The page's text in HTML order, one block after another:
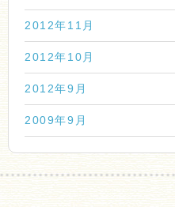
2012年11月
2012年10月
2012年9月
2009年9月